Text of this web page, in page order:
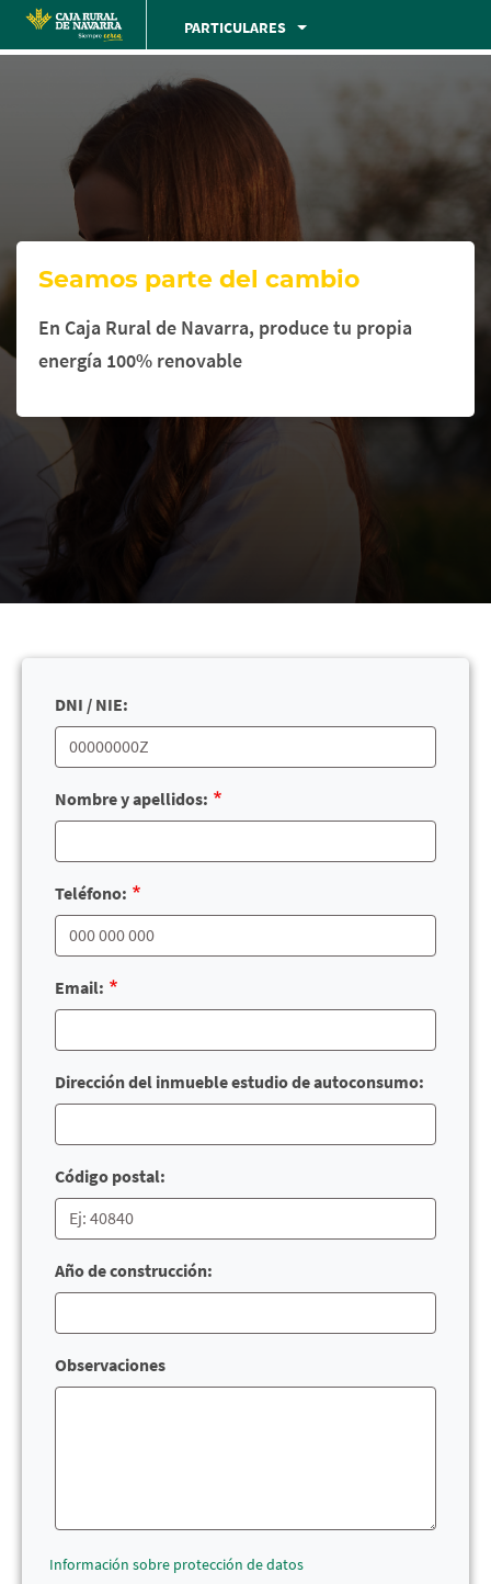
contentt
PARTICULARES
espere...
Seamos parte del cambio
En Caja Rural de Navarra, produce tu propia
energía 100% renovable
DNI / NIE:
Nombre y apellidos:
Teléfono:
Email:
Dirección del inmueble estudio de autoconsumo:
Código postal:
Año de construcción:
Observaciones
Información sobre protección de datos